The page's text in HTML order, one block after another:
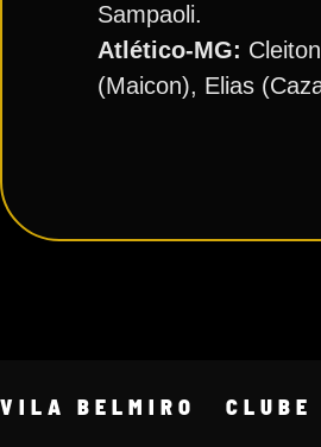
Sampaoli.
Atlético-MG:
(Maicon), Elias
VILA BELMIRO CLUBE